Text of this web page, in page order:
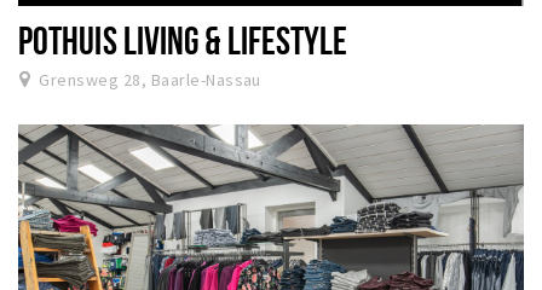
POTHUIS LIVING & LIFESTYLE
Grensweg 28, Baarle-Nassau